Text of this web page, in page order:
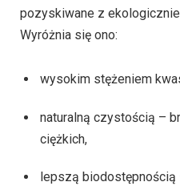
pozyskiwane z ekologicznie
Wyróżnia się ono:
wysokim stężeniem
naturalną czystością –
ciężkich,
lepszą